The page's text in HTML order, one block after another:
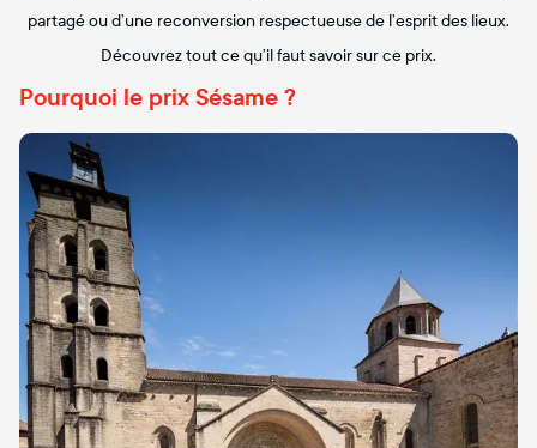
partagé ou d’une reconversion respectueuse de l’esprit des lieux.
Découvrez tout ce qu’il faut savoir sur ce prix.
Pourquoi le prix Sésame ?